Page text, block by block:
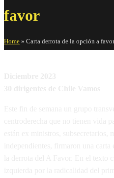
favor
Home » Carta derrota de la opción a favor